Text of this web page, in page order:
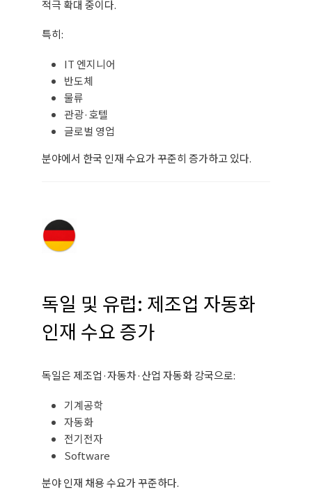
적극 확대 중이다.
특히:
IT 엔지니어
반도체
물류
관광·호텔
글로벌 영업
분야에서 한국 인재 수요가 꾸준히 증가하고 있다.
독일 및 유럽: 제조업 자동화
인재 수요 증가
독일은 제조업·자동차·산업 자동화 강국으로:
기계공학
자동화
전기전자
Software
분야 인재 채용 수요가 꾸준하다.